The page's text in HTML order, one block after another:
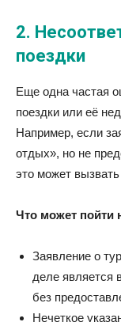
2.
поездки
Еще одна частая
поездки или её
Например, если
отдых», но не
это может
Что может пойти
Заявление о
деле является
без
Нечеткое